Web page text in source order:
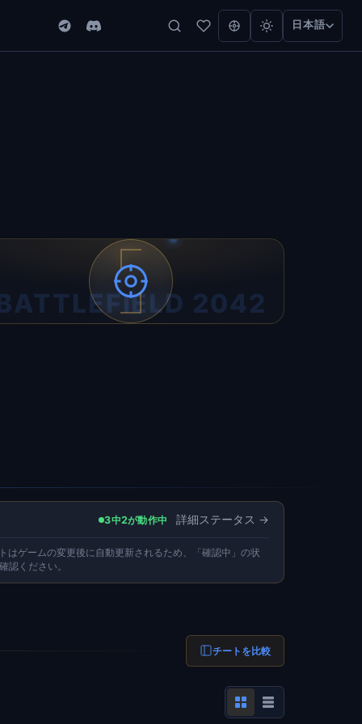
日本語
2042
3中2が動作中 詳細ステータス
ゲームの変更後に自動更新されるため、「確認中」の状
認ください。
チートを比較